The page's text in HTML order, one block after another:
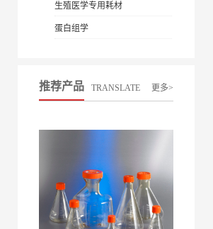
生殖医学专用耗材
蛋白组学
推荐产品 TRANSLATE 更多>